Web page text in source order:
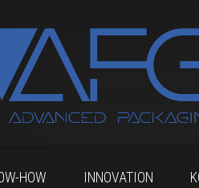
HOW INNOVATION